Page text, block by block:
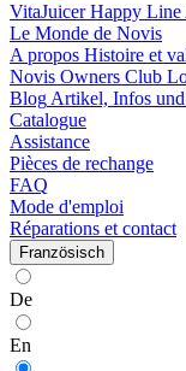
VitaJuicer Happy Line
Le Monde de Novis
A propos Histoire et
Novis Owners Club
Blog Artikel, Infos und
Catalogue
Assistance
Pièces de rechange
FAQ
Mode d'emploi
Réparations et contact
Französisch
De
En